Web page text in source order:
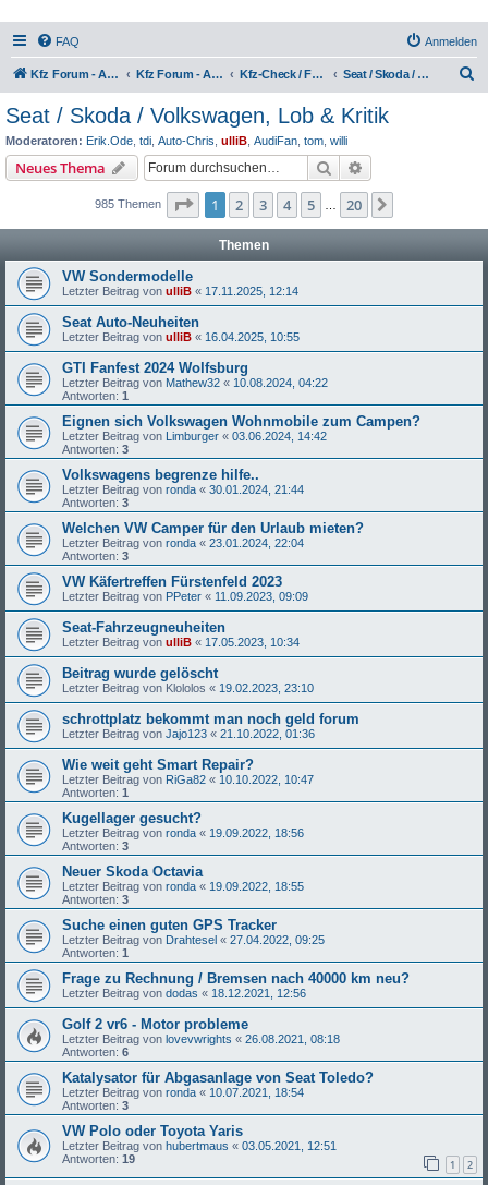
FAQ Anmelden
Kfz Forum - Auto, Motorrad und LKW Kfz Forum - Auto, Motorrad und LKW Kfz-Check / Fahrzeugbewertung / Lob & Tadel / Berichte & Erfahrungen Seat / Skoda / Volkswagen, Lob & Kritik
Seat / Skoda / Volkswagen, Lob & Kritik
Moderatoren: Erik.Ode tdi Auto-Chris ulliB AudiFan tom willi
Neues Thema Suche
985 Themen Seite 1von 20
1 2 3 4 5 20
Themen
VW Sondermodelle
Letzter Beitrag von ulliB « 17.11.2025, 12:14
Seat Auto-Neuheiten
Letzter Beitrag von ulliB « 16.04.2025, 10:55
GTI Fanfest 2024 Wolfsburg
Letzter Beitrag von Mathew32 « 10.08.2024, 04:22
Antworten: 1
Eignen sich Volkswagen Wohnmobile zum Campen?
Letzter Beitrag von Limburger « 03.06.2024, 14:42
Antworten: 3
Volkswagens begrenze hilfe..
Letzter Beitrag von ronda « 30.01.2024, 21:44
Antworten: 3
Welchen VW Camper für den Urlaub mieten?
Letzter Beitrag von ronda « 23.01.2024, 22:04
Antworten: 3
VW Käfertreffen Fürstenfeld 2023
Letzter Beitrag von PPeter « 11.09.2023, 09:09
Seat-Fahrzeugneuheiten
Letzter Beitrag von ulliB « 17.05.2023, 10:34
Beitrag wurde gelöscht
Letzter Beitrag von Klololos « 19.02.2023, 23:10
schrottplatz bekommt man noch geld forum
Letzter Beitrag von Jajo123 « 21.10.2022, 01:36
Wie weit geht Smart Repair?
Letzter Beitrag von RiGa82 « 10.10.2022, 10:47
Antworten: 1
Kugellager gesucht?
Letzter Beitrag von ronda « 19.09.2022, 18:56
Antworten: 3
Neuer Skoda Octavia
Letzter Beitrag von ronda « 19.09.2022, 18:55
Antworten: 3
Suche einen guten GPS Tracker
Letzter Beitrag von Drahtesel « 27.04.2022, 09:25
Antworten: 1
Frage zu Rechnung / Bremsen nach 40000 km neu?
Letzter Beitrag von dodas « 18.12.2021, 12:56
Golf 2 vr6 - Motor probleme
Letzter Beitrag von lovevwrights « 26.08.2021, 08:18
Antworten: 6
Katalysator für Abgasanlage von Seat Toledo?
Letzter Beitrag von ronda « 10.07.2021, 18:54
Antworten: 3
VW Polo oder Toyota Yaris
Letzter Beitrag von hubertmaus « 03.05.2021, 12:51
Antworten: 19 1 2